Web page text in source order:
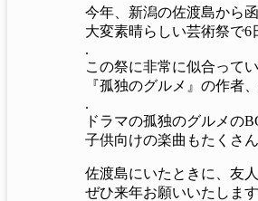
今年、新潟の佐渡島から
大変素晴らしい芸術祭で6
.
この祭に非常に似合って
『孤独のグルメ』の作者
.
ドラマの孤独のグルメの
子供向けの楽曲もたくさ
佐渡島にいたときに、友
ぜひ来年お願いいたします